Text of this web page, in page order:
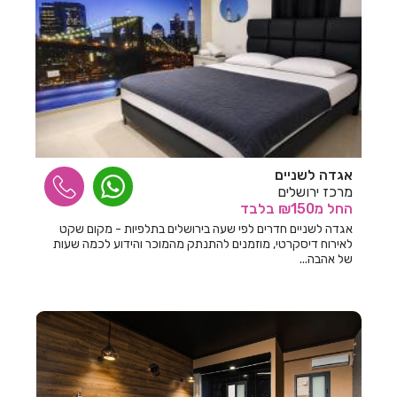
חדרים לפי שעה בחולון
חדרים לפי שעה בחוסן
חדרים לפי שעה בחוף סיאסטה ביאנקיני
חדרים לפי שעה בחופית
חדרים לפי שעה בחזון
חדרים לפי שעה בחיפ
חדרים לפי שעה בחיפה
חדרים לפי שעה בחצור הגלילית
חדרים לפי שעה בטבריה
חדרים לפי שעה בטפחות
חדרים לפי שעה ביבנאל
אגדה לשניים
מרכז ירושלים
החל מ₪150 בלבד
אגדה לשניים חדרים לפי שעה בירושלים בתלפיות - מקום שקט
לאירוח דיסקרטי, מוזמנים להתנתק מהמוכר והידוע לכמה שעות
של אהבה...